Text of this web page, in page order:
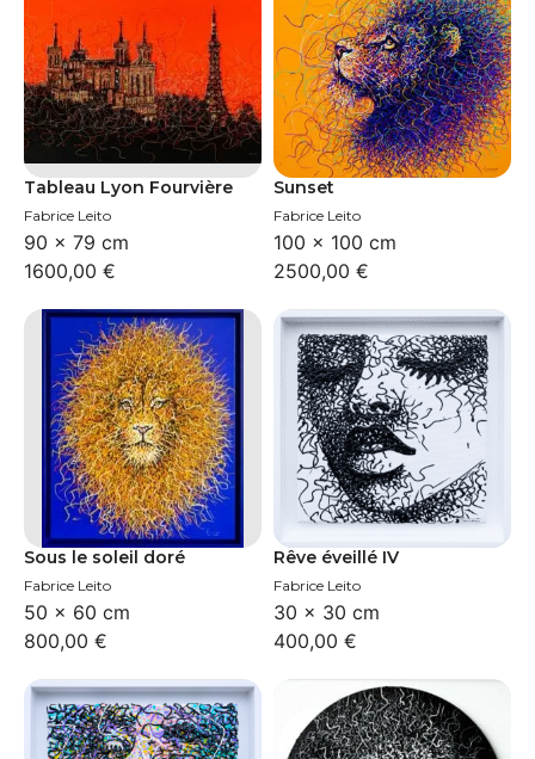
Tableau Lyon Fourvière
Fabrice Leito
90 × 79 cm
1600,00 €
Sunset
Fabrice Leito
100 × 100 cm
2500,00 €
Sous le soleil doré
Fabrice Leito
50 × 60 cm
800,00 €
Rêve éveillé IV
Fabrice Leito
30 × 30 cm
400,00 €